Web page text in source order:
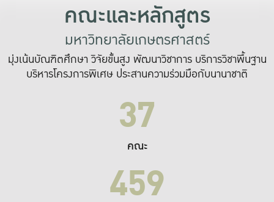
คณะและหลักสูตร
มหาวิทยาลัยเกษตรศาสตร์
มุ่งเน้นบัณฑิตศึกษา วิจัยขั้นสูง พัฒนาวิชาการ บริการวิชาพื้นฐาน
บริหารโครงการพิเศษ ประสานความร่วมมือกับนานาชาติ
37
คณะ
459